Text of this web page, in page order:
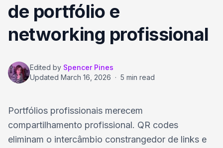
de portfólio e
networking profissional
Edited by Spencer Pines
Updated March 16, 2026 · 5 min read
Portfólios profissionais merecem
compartilhamento profissional. QR codes
eliminam o intercâmbio constrangedor de links e